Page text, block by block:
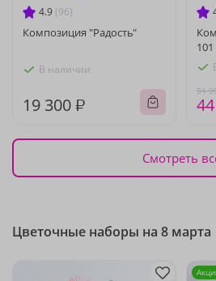
4.9 (96)
Композиция "Радость"
В наличии
19 300 ₽
51
Смотреть
Цветочные наборы на 8 марта